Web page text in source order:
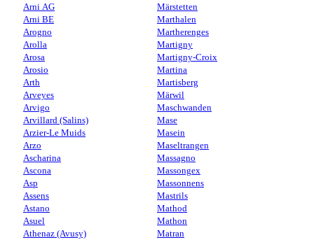
Arni AG
Arni BE
Arogno
Arolla
Arosa
Arosio
Arth
Arveyes
Arvigo
Arvillard (Salins)
Arzier-Le Muids
Arzo
Ascharina
Ascona
Asp
Assens
Astano
Asuel
Athenaz (Avusy)
Märstetten
Marthalen
Martherenges
Martigny
Martigny-Croix
Martina
Martisberg
Märwil
Maschwanden
Mase
Masein
Maseltrangen
Massagno
Massongex
Massonnens
Mastrils
Mathod
Mathon
Matran